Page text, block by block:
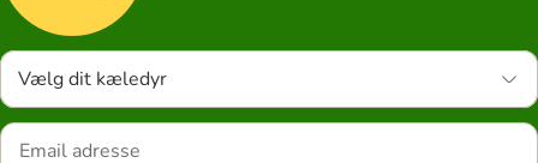
Vælg dit kæledyr